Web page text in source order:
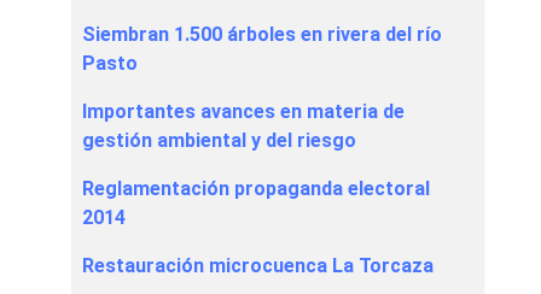
Siembran 1.500 árboles en rivera del río
Pasto
Importantes avances en materia de
gestión ambiental y del riesgo
Reglamentación propaganda electoral
2014
Restauración microcuenca La Torcaza